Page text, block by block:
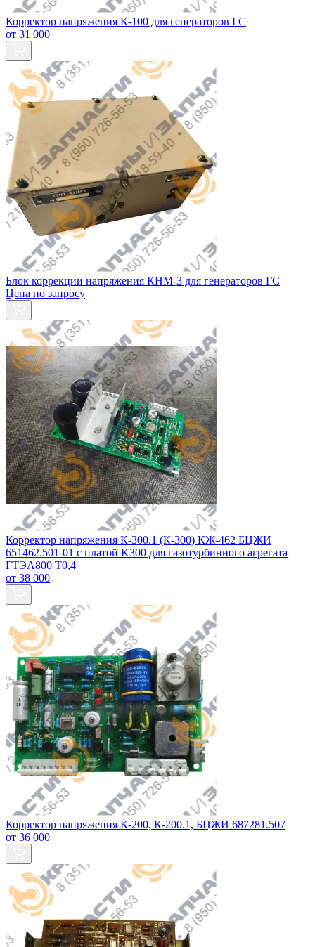
Корректор напряжения К-100 для генераторов ГС
от 31 000
Блок коррекции напряжения КНМ-3 для генераторов ГС
Цена по запросу
Корректор напряжения К‑300.1 (К‑300) КЖ-462 БЦЖИ
651462.501-01 с платой K300 для газотурбинного агрегата
ГТЭА800 Т0,4
от 38 000
Корректор напряжения К-200, К-200.1, БЦЖИ 687281.507
от 36 000